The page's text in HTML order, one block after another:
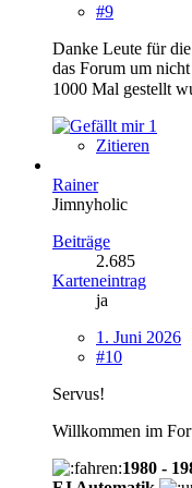
#9
Danke Leute für
das Forum um
1000 Mal gestellt
1
Zitieren
Rainer
Jimnyholic
Beiträge
2.685
Karteneintrag
ja
1. Juni 2026
#10
Servus!
Willkommen im
1980 -